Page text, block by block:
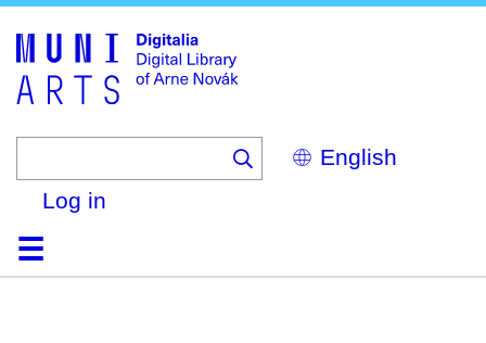
Select
your
Log in
HomeBrowse
Search
About
HelpContactDigitalia